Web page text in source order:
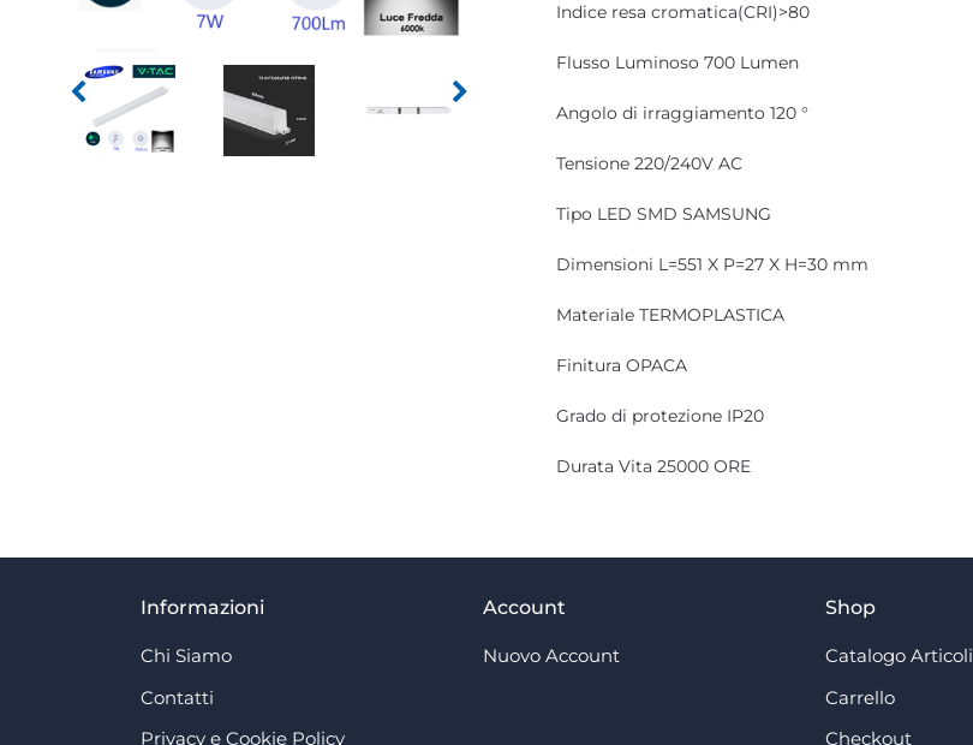
Indice resa cromatica(CRI)>80
Flusso Luminoso 700 Lumen
Angolo di irraggiamento 120 °
Tensione 220/240V AC
Tipo LED SMD SAMSUNG
Dimensioni L=551 X P=27 X H=30 mm
Materiale TERMOPLASTICA
Finitura OPACA
Grado di protezione IP20
Durata Vita 25000 ORE
Informazioni
Chi Siamo
Contatti
Privacy e Cookie Policy
Account
Nuovo Account
Shop
Catalogo Articoli
Carrello
Checkout